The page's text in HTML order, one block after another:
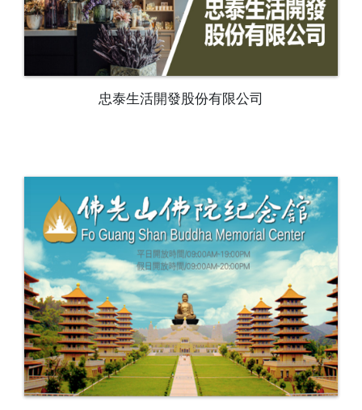
忠泰生活開發股份有限公司